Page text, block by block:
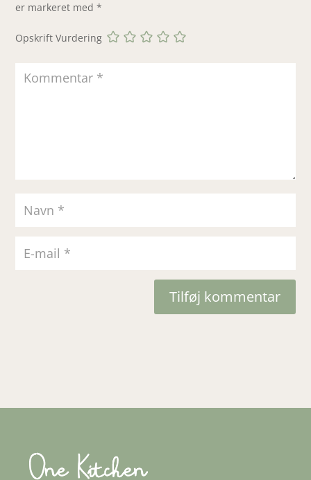
er markeret med*
Opskrift Vurdering
Tilføj kommentar